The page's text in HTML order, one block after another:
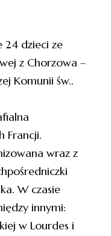
24 dzieci ze
z Chorzowa –
Komunii św..
Francji.
wraz z
W czasie
innymi:
w Lourdes i